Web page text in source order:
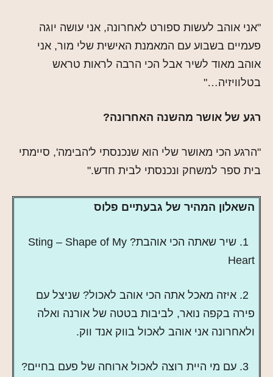
"אני אוהב לעשות ספורט לאחרונה, אני עושה יוגה
פעמיים בשבוע עם המאמנת האישית שלי מור, אני
אוהב מאוד לשיר אבל הכי הרבה לראות טראש
בטלוויזיה…"
רגע של אושר מהשנה האחרונה?
"הרגע הכי מאושר שלי הוא שנכנסתי ל'הבימה', סיימתי
בית ספר למשחק ונכנסתי לבית חדש."
השאלון המהיר של גבעתיים פלוס
1. שיר שאתה הכי אוהבת? Sting – Shape of My
Heart
2. איזה מאכל אתה הכי אוהב לאכול? שניצל עם
פירה בקפה נואר, לביבות בטטה של אורנה ואלה
ולאחרונה אני אוהב לאכול בווק אנד ווק.
3. עם מי היית רוצה לאכול ארוחה של פעם בחיים?